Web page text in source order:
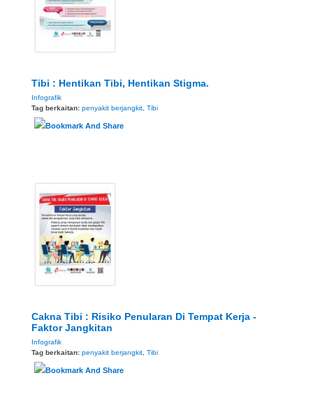
Tibi : Hentikan Tibi, Hentikan Stigma.
Infografik
Tag berkaitan: penyakit berjangkit Tibi
Cakna Tibi : Risiko Penularan Di Tempat Kerja -
Faktor Jangkitan
Infografik
Tag berkaitan: penyakit berjangkit Tibi